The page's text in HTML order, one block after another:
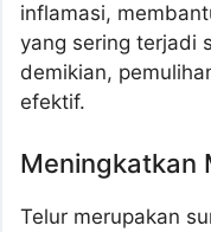
inflamasi,
yang sering terjadi
demikian,
efektif.
Meningkatkan
Telur merupakan